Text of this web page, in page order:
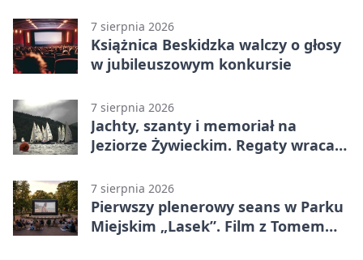
7 sierpnia 2026
Książnica Beskidzka walczy o głosy
w jubileuszowym konkursie
7 sierpnia 2026
Jachty, szanty i memoriał na
Jeziorze Żywieckim. Regaty wracają
7 sierpnia 2026
Pierwszy plenerowy seans w Parku
Miejskim „Lasek”. Film z Tomem